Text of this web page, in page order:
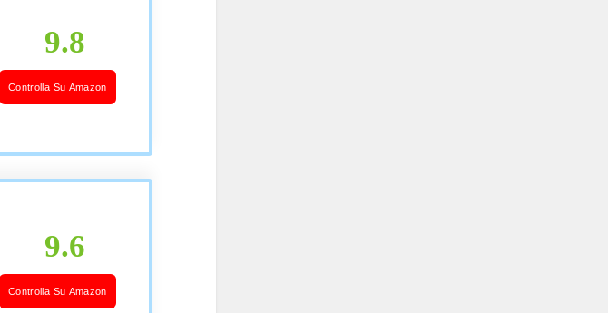
9.8
Controlla Su Amazon
9.6
Controlla Su Amazon